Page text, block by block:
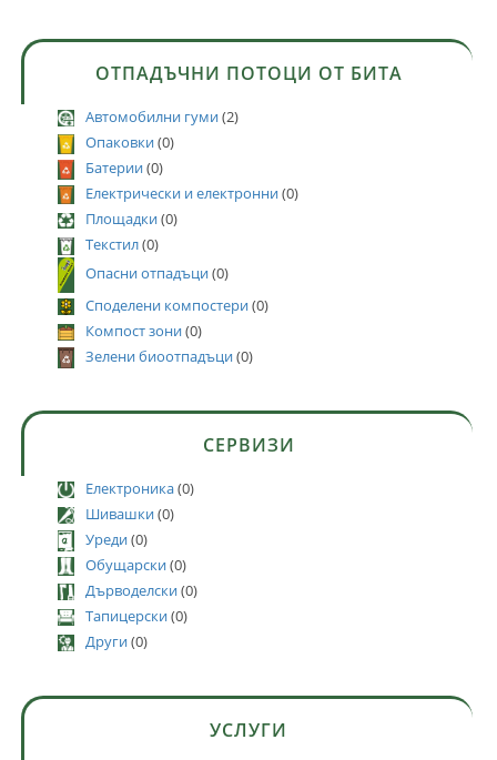
ОТПАДЪЧНИ ПОТОЦИ ОТ БИТА
Автомобилни гуми(2)
Опаковки(0)
Батерии(0)
Електрически и електронни(0)
Площадки(0)
Текстил(0)
Опасни отпадъци(0)
Споделени компостери(0)
Компост зони(0)
Зелени биоотпадъци(0)
СЕРВИЗИ
Електроника(0)
Шивашки(0)
Уреди(0)
Обущарски(0)
Дърводелски(0)
Тапицерски(0)
Други(0)
УСЛУГИ